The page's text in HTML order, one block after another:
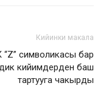
Кийинки макала
символикасы бар
кийимдерден баш
тартууга чакырды